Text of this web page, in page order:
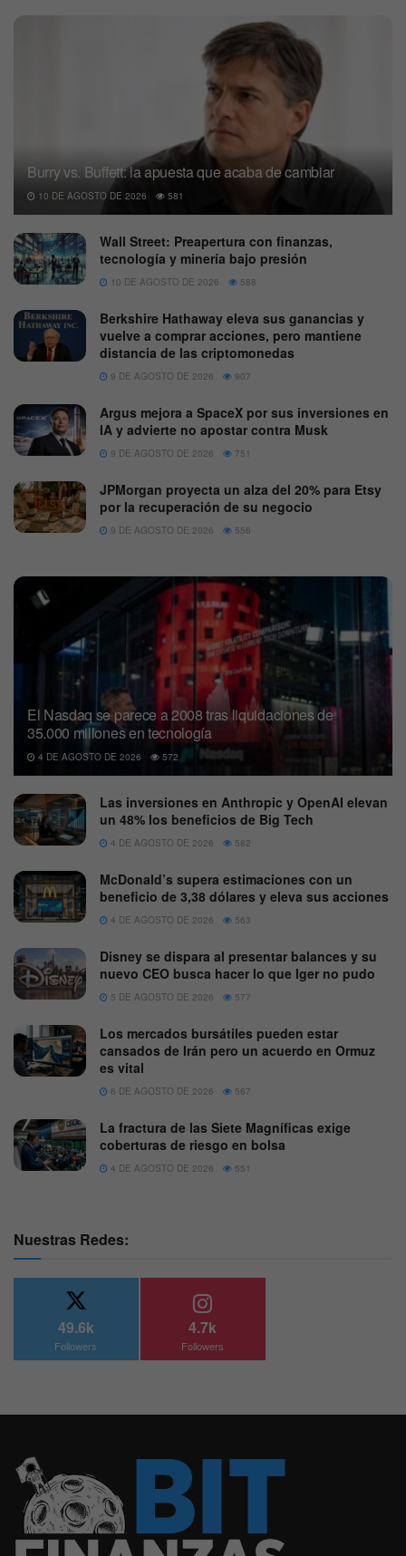
Burry vs. Buffett: la apuesta que acaba de cambiar
10 DE AGOSTO DE 2026 581
Wall Street: Preapertura con finanzas,
tecnología y minería bajo presión
10 DE AGOSTO DE 2026 588
Berkshire Hathaway eleva sus ganancias y
vuelve a comprar acciones, pero mantiene
distancia de las criptomonedas
9 DE AGOSTO DE 2026 907
Argus mejora a SpaceX por sus inversiones en
IA y advierte no apostar contra Musk
9 DE AGOSTO DE 2026 751
JPMorgan proyecta un alza del 20% para Etsy
por la recuperación de su negocio
9 DE AGOSTO DE 2026 556
El Nasdaq se parece a 2008 tras liquidaciones de
35.000 millones en tecnología
4 DE AGOSTO DE 2026 572
Las inversiones en Anthropic y OpenAI elevan
un 48% los beneficios de Big Tech
4 DE AGOSTO DE 2026 582
McDonald’s supera estimaciones con un
beneficio de 3,38 dólares y eleva sus acciones
4 DE AGOSTO DE 2026 563
Disney se dispara al presentar balances y su
nuevo CEO busca hacer lo que Iger no pudo
5 DE AGOSTO DE 2026 577
Los mercados bursátiles pueden estar
cansados de Irán pero un acuerdo en Ormuz
es vital
6 DE AGOSTO DE 2026 567
La fractura de las Siete Magníficas exige
coberturas de riesgo en bolsa
4 DE AGOSTO DE 2026 551
Nuestras Redes:
49.6k
Followers
4.7k
Followers